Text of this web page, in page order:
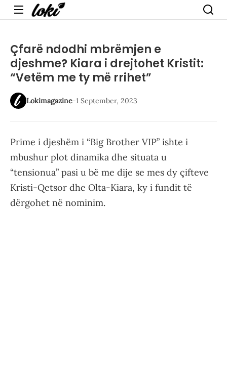
Menu
Çfarë ndodhi mbrëmjen e
djeshme? Kiara i drejtohet Kristit:
“Vetëm me ty më rrihet”
Lokimagazine-1 September, 2023
Prime i djeshëm i “Big Brother VIP” ishte i
mbushur plot dinamika dhe situata u
“tensionua” pasi u bë me dije se mes dy çifteve
Kristi-Qetsor dhe Olta-Kiara, ky i fundit të
dërgohet në nominim.